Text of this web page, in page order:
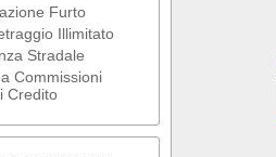
Furto
Illimitato
Stradale
Commissioni
Credito